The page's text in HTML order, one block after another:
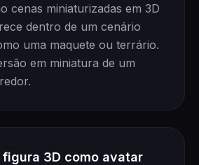
cenas miniaturizadas em 3D
dentro de um cenário
uma maquete ou terrário.
em miniatura de um
figura 3D como avatar